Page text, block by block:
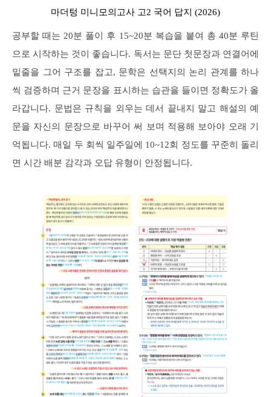
마더텅 미니모의고사 고2 국어 답지 (2026)
공부할 때는 20분 풀이 후 15~20분 복습을 붙여 총 40분 루틴
으로 시작하는 것이 좋습니다. 독서는 문단 첫문장과 연결어에
밑줄을 그어 구조를 잡고, 문학은 선택지의 논리 관계를 하나
씩 검증하며 근거 문장을 표시하는 습관을 들이면 정확도가 올
라갑니다. 문법은 규칙을 외우는 데서 끝내지 말고 해설의 예
문을 자신의 문장으로 바꾸어 써 보며 적용해 보아야 오래 기
억됩니다. 매일 두 회씩 일주일에 10~12회 정도를 꾸준히 돌리
면 시간 배분 감각과 오답 유형이 안정됩니다.